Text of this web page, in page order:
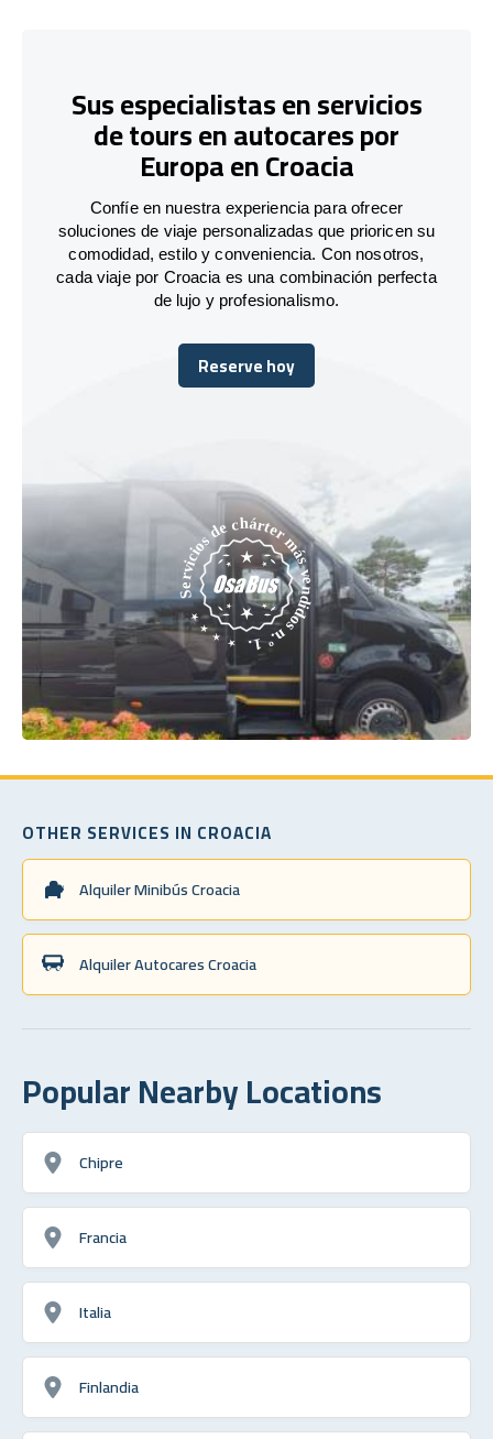
Sus especialistas en servicios
de tours en autocares por
Europa en Croacia
Confíe en nuestra experiencia para ofrecer
soluciones de viaje personalizadas que prioricen su
comodidad, estilo y conveniencia. Con nosotros,
cada viaje por Croacia es una combinación perfecta
de lujo y profesionalismo.
Reserve hoy
Reserve hoy
OTHER SERVICES IN CROACIA
Alquiler Minibús Croacia
Alquiler Autocares Croacia
Popular Nearby Locations
Chipre
Francia
Italia
Finlandia